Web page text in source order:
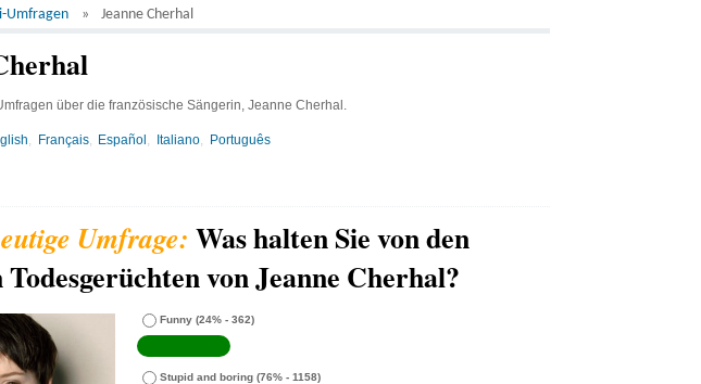
Umfragen Jeanne Cherhal
über die französische Sängerin, Jeanne Cherhal.
Français Español Italiano Português
Was halten Sie von den
Todesgerüchten von Jeanne Cherhal?
Funny (24% - 362)
Stupid and boring (76% - 1158)